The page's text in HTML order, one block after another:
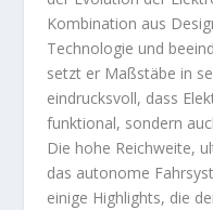
Kombination aus
Technologie und
setzt er Maßstäbe in
eindrucksvoll, dass
funktional, sondern
Die hohe Reichweite,
das autonome
einige Highlights, die